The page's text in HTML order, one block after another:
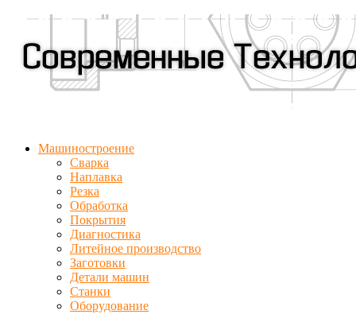
Машиностроение
Сварка
Наплавка
Резка
Обработка
Покрытия
Диагностика
Литейное производство
Заготовки
Детали машин
Станки
Оборудование